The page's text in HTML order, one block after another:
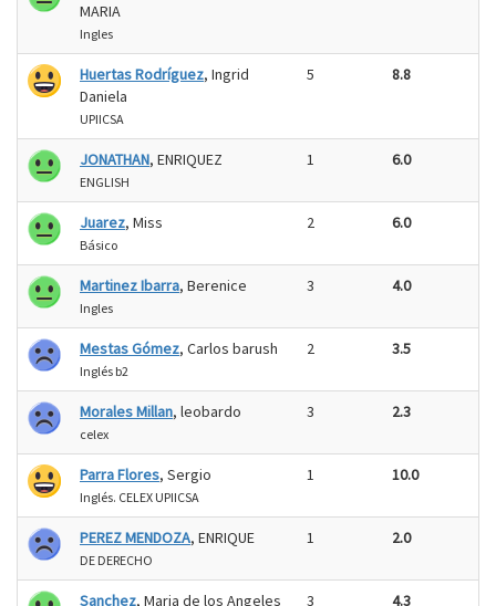
MARIA
Ingles
Huertas Rodríguez, Ingrid
Daniela
UPIICSA
5 8.8
JONATHAN, ENRIQUEZ
ENGLISH
1 6.0
Juarez, Miss
Básico
2 6.0
Martinez Ibarra, Berenice
Ingles
3 4.0
Mestas Gómez, Carlos barush
Inglés b2
2 3.5
Morales Millan, leobardo
celex
3 2.3
Parra Flores, Sergio
Inglés. CELEX UPIICSA
1 10.0
PEREZ MENDOZA, ENRIQUE
DE DERECHO
1 2.0
Sanchez, Maria de los Angeles 3 4.3